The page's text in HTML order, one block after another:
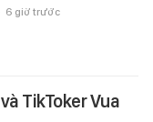
6 giờ trước
TikToker Vua